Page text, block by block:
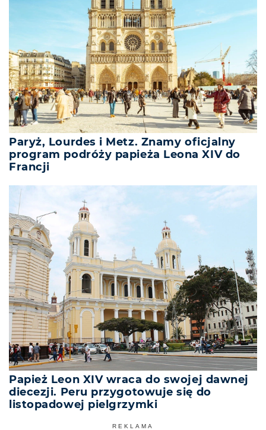
Paryż, Lourdes i Metz. Znamy oficjalny
program podróży papieża Leona XIV do
Francji
Papież Leon XIV wraca do swojej dawnej
diecezji. Peru przygotowuje się do
listopadowej pielgrzymki
REKLAMA